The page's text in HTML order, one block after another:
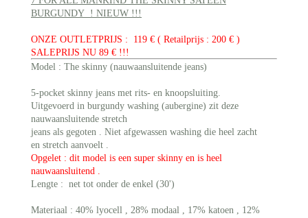
BURGUNDY ! NIEUW !!!
ONZE OUTLETPRIJS : 119 € ( Retailprijs : 200 € )
SALEPRIJS NU 89 € !!!
Model : The skinny (nauwaansluitende jeans)
5-pocket skinny jeans met rits- en knoopsluiting.
Uitgevoerd in burgundy washing (aubergine) zit deze
nauwaansluitende stretch
jeans als gegoten . Niet afgewassen washing die heel zacht
en stretch aanvoelt .
Opgelet : dit model is een super skinny en is heel
nauwaansluitend .
Lengte : net tot onder de enkel (30')
Materiaal : 40% lyocell , 28% modaal , 17% katoen , 12%